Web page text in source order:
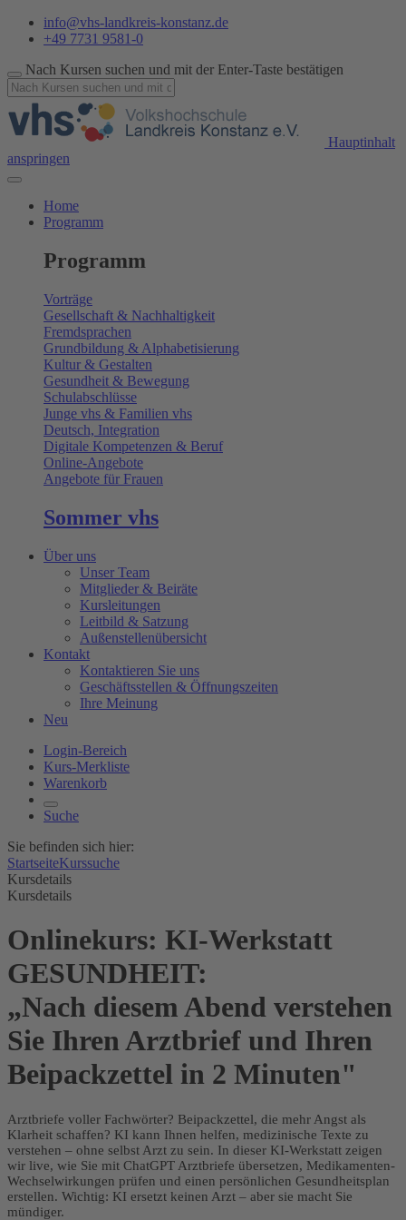
info@vhs-landkreis-konstanz.de
+49 7731 9581-0
Nach Kursen suchen und mit der Enter-Taste bestätigen
Hauptinhalt
anspringen
Home
Programm
Programm
Vorträge
Gesellschaft & Nachhaltigkeit
Fremdsprachen
Grundbildung & Alphabetisierung
Kultur & Gestalten
Gesundheit & Bewegung
Schulabschlüsse
Junge vhs & Familien vhs
Deutsch, Integration
Digitale Kompetenzen & Beruf
Online-Angebote
Angebote für Frauen
Sommer vhs
Über uns
Unser Team
Mitglieder & Beiräte
Kursleitungen
Leitbild & Satzung
Außenstellenübersicht
Kontakt
Kontaktieren Sie uns
Geschäftsstellen & Öffnungszeiten
Ihre Meinung
Neu
Login-Bereich
Kurs-Merkliste
Warenkorb
Suche
Sie befinden sich hier:
StartseiteKurssuche
Kursdetails
Kursdetails
Onlinekurs: KI-Werkstatt
GESUNDHEIT:
„Nach diesem Abend verstehen
Sie Ihren Arztbrief und Ihren
Beipackzettel in 2 Minuten"
Arztbriefe voller Fachwörter? Beipackzettel, die mehr Angst als
Klarheit schaffen? KI kann Ihnen helfen, medizinische Texte zu
verstehen – ohne selbst Arzt zu sein. In dieser KI-Werkstatt zeigen
wir live, wie Sie mit ChatGPT Arztbriefe übersetzen, Medikamenten-
Wechselwirkungen prüfen und einen persönlichen Gesundheitsplan
erstellen. Wichtig: KI ersetzt keinen Arzt – aber sie macht Sie
mündiger.